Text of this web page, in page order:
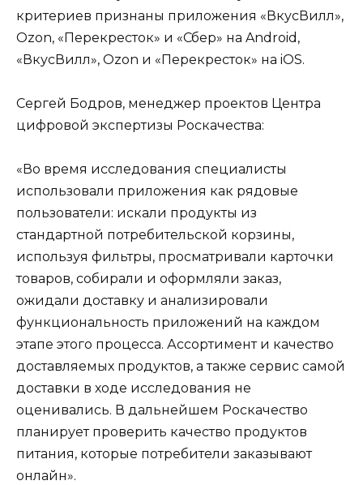
критериев признаны приложения «ВкусВилл»,
Ozon, «Перекресток» и «Сбер» на Android,
«ВкусВилл», Ozon и «Перекресток» на iOS.
Сергей Бодров, менеджер проектов Центра
цифровой экспертизы Роскачества:
«Во время исследования специалисты
использовали приложения как рядовые
пользователи: искали продукты из
стандартной потребительской корзины,
используя фильтры, просматривали карточки
товаров, собирали и оформляли заказ,
ожидали доставку и анализировали
функциональность приложений на каждом
этапе этого процесса. Ассортимент и качество
доставляемых продуктов, а также сервис самой
доставки в ходе исследования не
оценивались. В дальнейшем Роскачество
планирует проверить качество продуктов
питания, которые потребители заказывают
онлайн».